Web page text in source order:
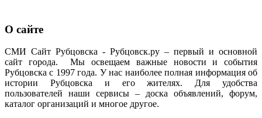
О сайте
СМИ Сайт Рубцовска - Рубцовск.ру – первый и основной
сайт города. Мы освещаем важные новости и события
Рубцовска с 1997 года. У нас наиболее полная информация об
истории Рубцовска и его жителях. Для удобства
пользователей наши сервисы – доска объявлений, форум,
каталог организаций и многое другое.